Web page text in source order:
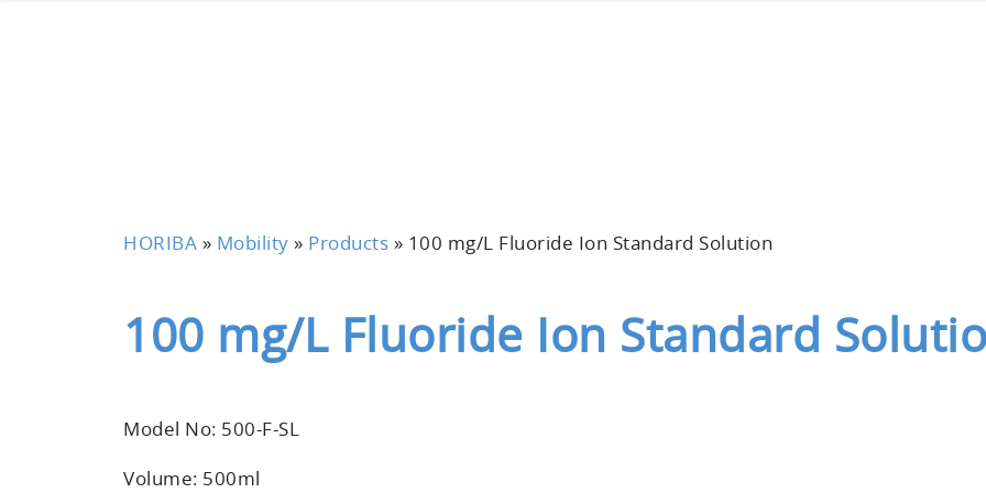
HORIBA » Mobility » Products » 100 mg/L Fluoride Ion Standard Solution
100 mg/L Fluoride Ion Standard
Model No: 500-F-SL
Volume: 500ml